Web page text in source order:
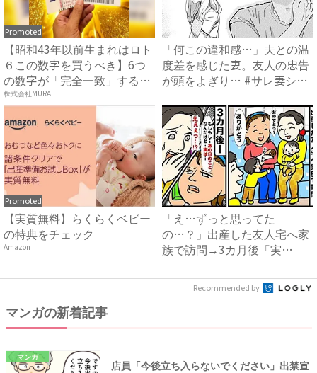
Promoted
【昭和43年以前生まれはロト
６この数字を買うべき】6つ
の数字が「完全一致」する
方...
株式会社MURA
「何この違和感…」夫との温
度差を感じた妻。友人の忠告
が頭をよぎり… #サレ妻シ
Promoted
【実質無料】らくらくベビー
の特典をチェック
Amazon
「え…ずっと思ってた
の…？」出産した友人宅へ家
族で訪問→3カ月後「実
Recommended by
マンガの新着記事
マンガ
店員「今後立ち入らないでください」出禁宣